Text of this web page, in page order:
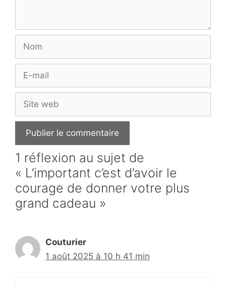
Nom
Site
web
1 réflexion au sujet de
« L’important c’est d’avoir le
courage de donner votre plus
grand cadeau »
Couturier
1 août 2025 à 10 h 41 min